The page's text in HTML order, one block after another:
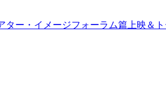
ー・イメージフォーラム篇上映＆